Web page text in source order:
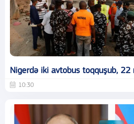
Nigerdə iki avtobus toqquşub, 22
10:30